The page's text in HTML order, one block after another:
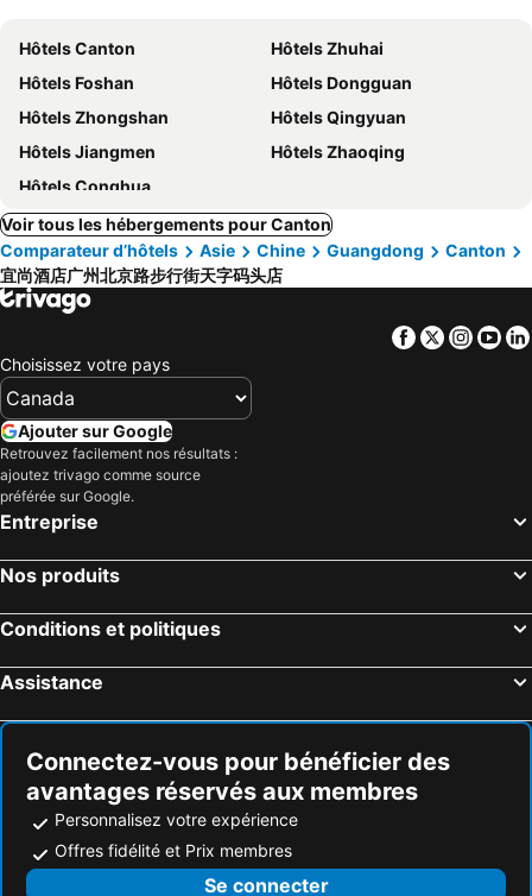
Hôtels Canton
Hôtels Zhuhai
Hôtels Foshan
Hôtels Dongguan
Hôtels Zhongshan
Hôtels Qingyuan
Hôtels Jiangmen
Hôtels Zhaoqing
Hôtels Conghua
Voir tous les hébergements pour Canton
Comparateur d’hôtels
Asie Chine Guangdong
Canton
宜尚酒店广州北京路步行街天字码头店
Facebook
Twitter
Choisissez votre pays
Ajouter sur Google
Retrouvez facilement nos résultats :
ajoutez trivago comme source
préférée sur Google.
Entreprise
Nos produits
Conditions et politiques
Assistance
Connectez-vous pour bénéficier des
avantages réservés aux membres
Personnalisez votre expérience
Offres fidélité et Prix membres
Se connecter